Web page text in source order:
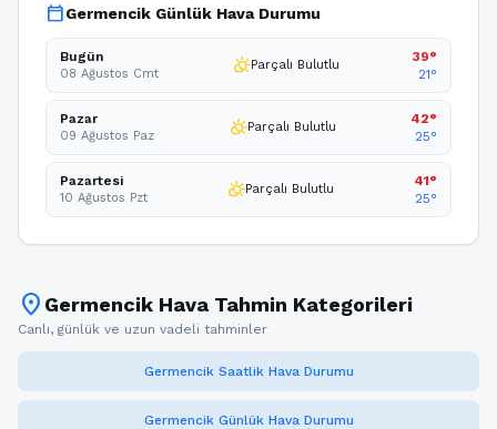
calendar_todayGermencik Günlük Hava Durumu
Bugün
08 Ağustos Cmt partly_cloudy_dayParçalı Bulutlu
39°
21°
Pazar
09 Ağustos Paz partly_cloudy_dayParçalı Bulutlu
42°
25°
Pazartesi
10 Ağustos Pzt partly_cloudy_dayParçalı Bulutlu
41°
25°
location_on Germencik Hava Tahmin Kategorileri
Canlı, günlük ve uzun vadeli tahminler
Germencik Saatlik Hava Durumu
Germencik Günlük Hava Durumu